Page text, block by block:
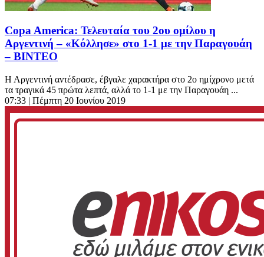
Copa America: Τελευταία του 2ου ομίλου η
Αργεντινή – «Κόλλησε» στο 1-1 με την Παραγουάη
– BINTEO
Η Αργεντινή αντέδρασε, έβγαλε χαρακτήρα στο 2ο ημίχρονο μετά
τα τραγικά 45 πρώτα λεπτά, αλλά το 1-1 με την Παραγουάη ...
07:33 | Πέμπτη 20 Ιουνίου 2019